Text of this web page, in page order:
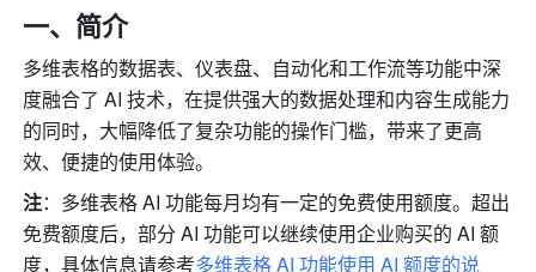
一、简介
多维表格的数据表、仪表盘、自动化和工作流等功能中深
度融合了 AI 技术，在提供强大的数据处理和内容生成能力
的同时，大幅降低了复杂功能的操作门槛，带来了更高
效、便捷的使用体验。
注：多维表格 AI 功能每月均有一定的免费使用额度。超出
免费额度后，部分 AI 功能可以继续使用企业购买的 AI 额
度，具体信息请参考多维表格 AI 功能使用 AI 额度的说